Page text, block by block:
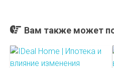
Вам также может